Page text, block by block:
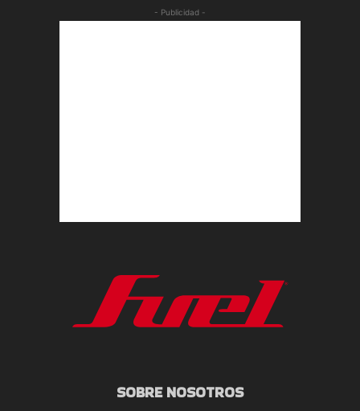
- Publicidad -
SOBRE NOSOTROS